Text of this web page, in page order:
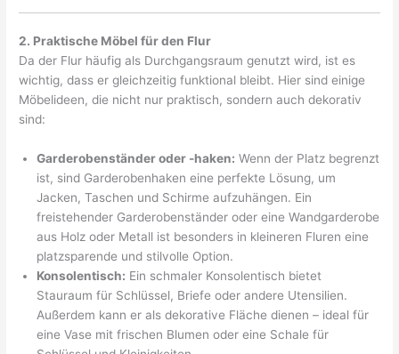
2. Praktische Möbel für den Flur
Da der Flur häufig als Durchgangsraum genutzt wird, ist es
wichtig, dass er gleichzeitig funktional bleibt. Hier sind einige
Möbelideen, die nicht nur praktisch, sondern auch dekorativ
sind:
Garderobenständer oder -haken: Wenn der Platz begrenzt
ist, sind Garderobenhaken eine perfekte Lösung, um
Jacken, Taschen und Schirme aufzuhängen. Ein
freistehender Garderobenständer oder eine Wandgarderobe
aus Holz oder Metall ist besonders in kleineren Fluren eine
platzsparende und stilvolle Option.
Konsolentisch: Ein schmaler Konsolentisch bietet
Stauraum für Schlüssel, Briefe oder andere Utensilien.
Außerdem kann er als dekorative Fläche dienen – ideal für
eine Vase mit frischen Blumen oder eine Schale für